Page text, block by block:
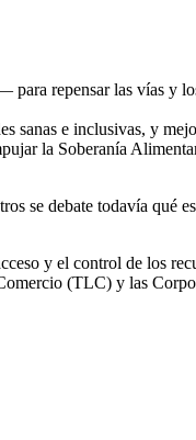
para repensar las vías y
sanas e inclusivas, y
la Soberanía
se debate todavía qué
y el control de los
(TLC) y las